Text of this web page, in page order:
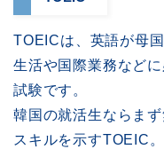
TOEICは、英語が母
生活や国際業務など
試験です。
韓国の就活生ならま
スキルを示すTOEIC。